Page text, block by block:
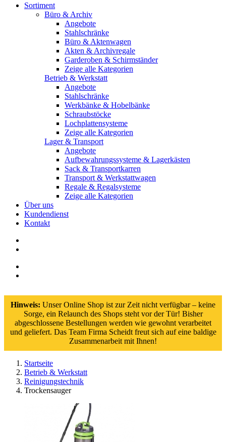
Sortiment
Büro & Archiv
Angebote
Stahlschränke
Büro & Aktenwagen
Akten & Archivregale
Garderoben & Schirmständer
Zeige alle Kategorien
Betrieb & Werkstatt
Angebote
Stahlschränke
Werkbänke & Hobelbänke
Schraubstöcke
Lochplattensysteme
Zeige alle Kategorien
Lager & Transport
Angebote
Aufbewahrungssysteme & Lagerkästen
Sack & Transportkarren
Transport & Werkstattwagen
Regale & Regalsysteme
Zeige alle Kategorien
Über uns
Kundendienst
Kontakt
Hinweis: Unser Online Shop ist zur Zeit nicht verfügbar – keine
Sorge, ein Relaunch des Shops steht vor der Tür! Bisher
abgeschlossene Bestellungen werden wie gewohnt verarbeitet
und geliefert. Das Team Firma Scheidt freut sich auf eine baldige
Zusammenarbeit mit Ihnen!
Startseite
Betrieb & Werkstatt
Reinigungstechnik
Trockensauger